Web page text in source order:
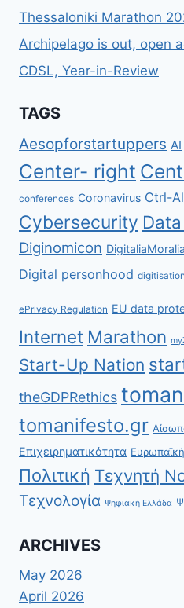
Thessaloniki Marathon
Archipelago is out, open
CDSL, Year-in-Review
TAGS
Aesopforstartuppers AI
Center- right
conferences Coronavirus Ctrl-
Cybersecurity
Diginomicon DigitaliaMoralia
Digital personhood digitisation
ePrivacy Regulation EU data
Internet Marathon
Start-Up Nation
theGDPRethics
tomanifesto.gr
Επιχειρηματικότητα
Πολιτική Τεχνητή
Τεχνολογία Ψηφιακή Ελλάδα
ARCHIVES
May 2026
April 2026